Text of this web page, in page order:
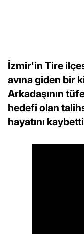
İzmir'in Tire
avına giden bir
Arkadaşının
hedefi olan
hayatını